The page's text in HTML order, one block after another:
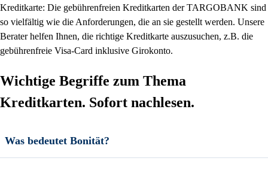
Kreditkarte: Die gebührenfreien Kreditkarten der TARGOBANK sind
so vielfältig wie die Anforderungen, die an sie gestellt werden. Unsere
Berater helfen Ihnen, die richtige Kreditkarte auszusuchen, z.B. die
gebührenfreie Visa-Card inklusive Girokonto.
Wichtige Begriffe zum Thema
Kreditkarten. Sofort nachlesen.
Was bedeutet Bonität?